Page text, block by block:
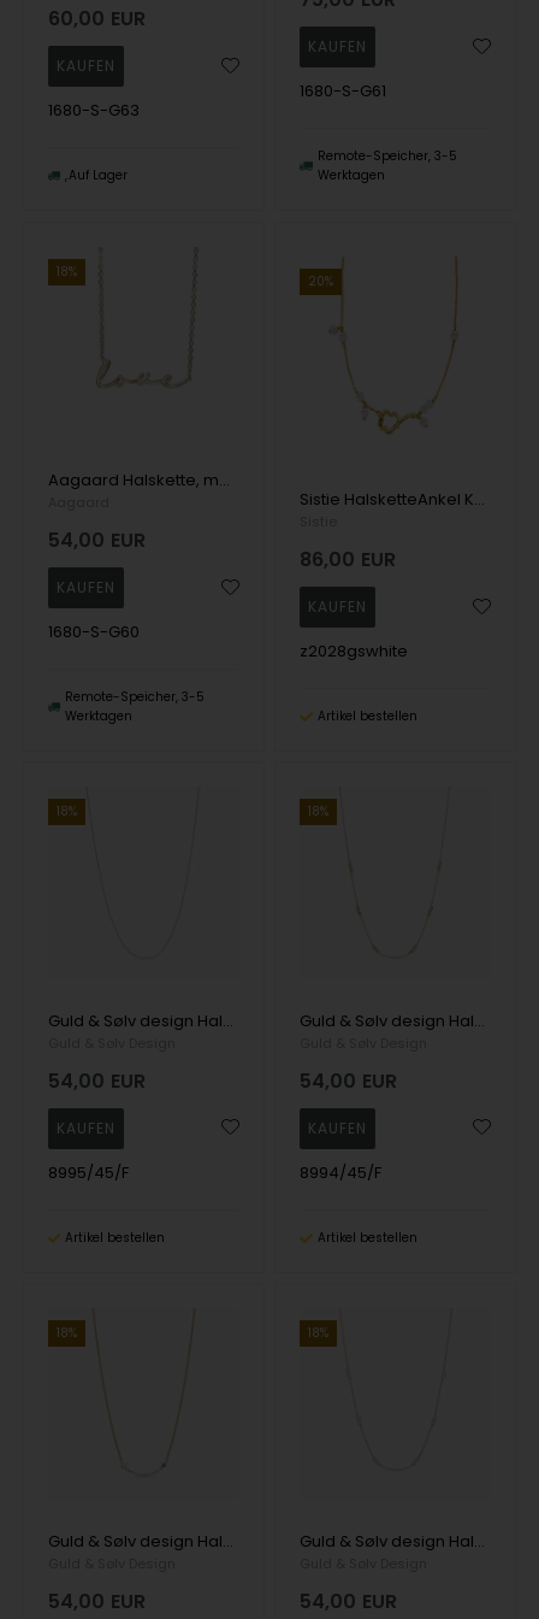
60,00 EUR
1680-S-G63
Auf Lager
1680-S-G61
Remote-Speicher, 3-5
Werktagen
18%
Aagaard Halskette, model 1680-S-G60
54,00 EUR
1680-S-G60
Remote-Speicher, 3-5
Werktagen
20%
Sistie HalsketteAnkel Kette, model z2028gswhite
86,00 EUR
z2028gswhite
Artikel bestellen
18%
Guld & Sølv design Halskette, model 8995/45/F
54,00 EUR
8995/45/F
Artikel bestellen
18%
Guld & Sølv design Halskette, model 8994/45/F
54,00 EUR
8994/45/F
Artikel bestellen
18%
Guld & Sølv design Halskette, model 8991/45/F
54,00 EUR
18%
Guld & Sølv design Halskette, model 8992/45/F
54,00 EUR